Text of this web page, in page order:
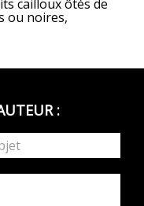
cailloux ôtés de
ou noires,
: